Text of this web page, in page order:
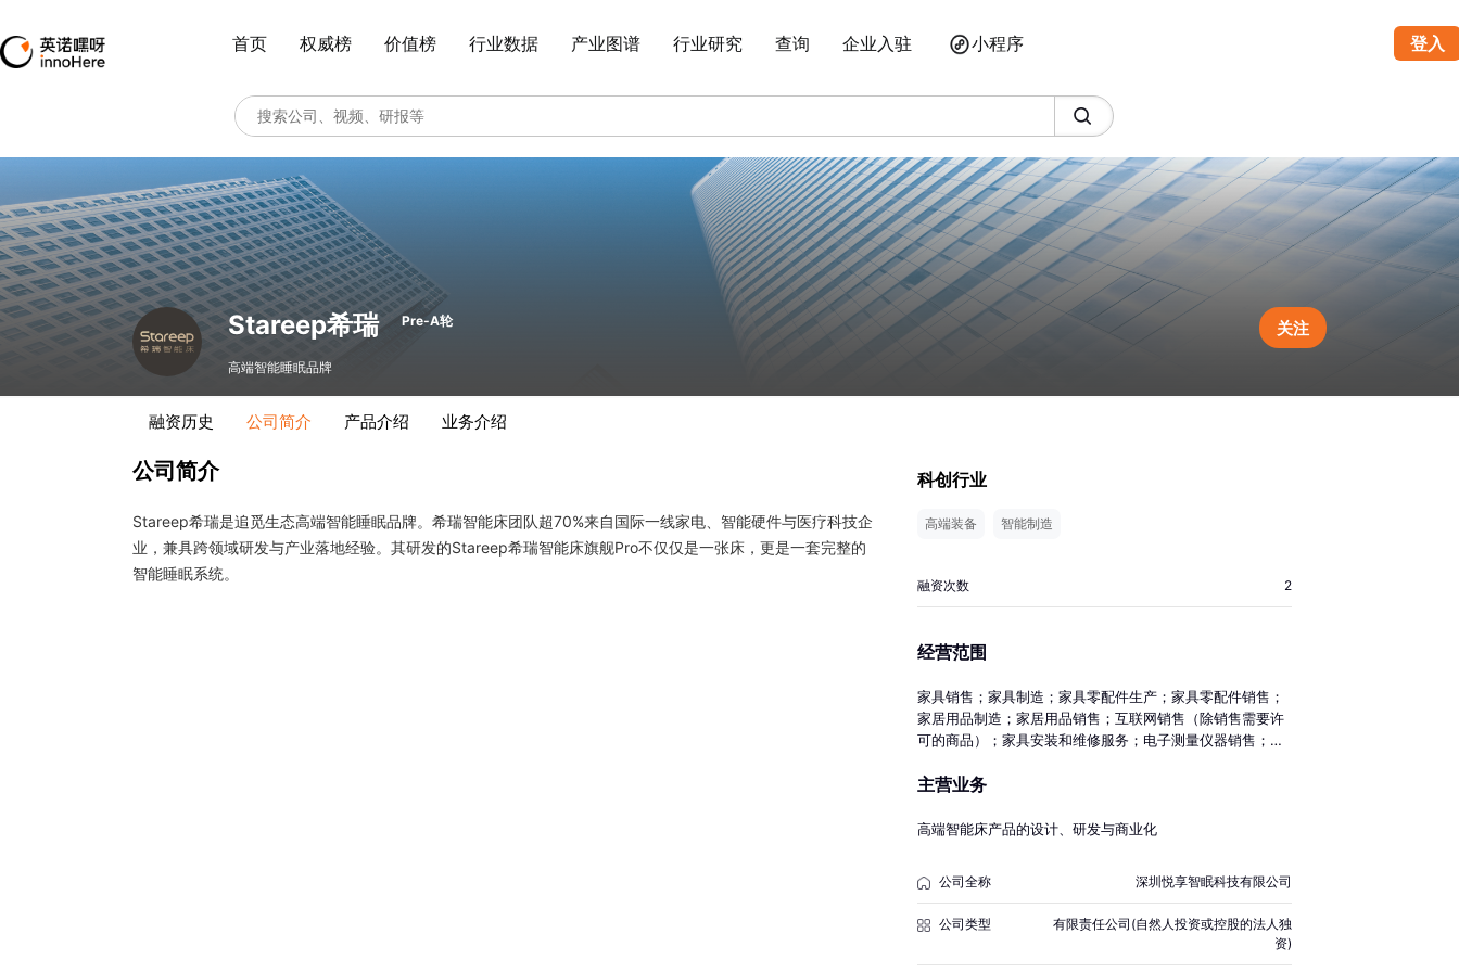
首页 权威榜 价值榜 行业数据 产业图谱 行业研究 查询 企业入驻 小程序 登入
Stareep希瑞 Pre-A轮
高端智能睡眠品牌
关注
融资历史 公司简介 产品介绍 业务介绍
公司简介
Stareep希瑞是追觅生态高端智能睡眠品牌。希瑞智能床团队超70%来自国际一线家电、智能硬件与医疗科技企
业，兼具跨领域研发与产业落地经验。其研发的Stareep希瑞智能床旗舰Pro不仅仅是一张床，更是一套完整的
智能睡眠系统。
科创行业
高端装备 智能制造
融资次数 2
经营范围
家具销售；家具制造；家具零配件生产；家具零配件销售；
家居用品制造；家居用品销售；互联网销售（除销售需要许
可的商品）；家具安装和维修服务；电子测量仪器销售；针
居住房地产租赁；物业管理；机械设备租赁；企业管理咨
发；家用电器销售；家用电器制造；智能家庭消费设备制
口。（除依法须经批准的项目外，凭营业执照依法自主开展
主营业务
高端智能床产品的设计、研发与商业化
公司全称 深圳悦享智眠科技有限公司
公司类型
有限责任公司(自然人投资或控股的法人独
资)